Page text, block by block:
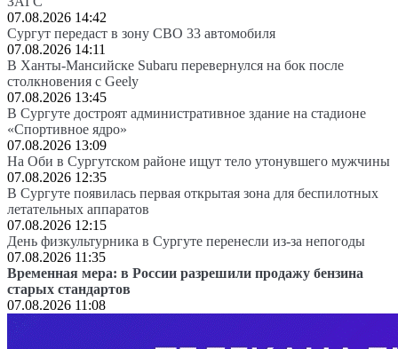
07.08.2026 14:42
Сургут передаст в зону СВО 33 автомобиля
07.08.2026 14:11
В Ханты-Мансийске Subaru перевернулся на бок после
столкновения с Geely
07.08.2026 13:45
В Сургуте достроят административное здание на стадионе
«Спортивное ядро»
07.08.2026 13:09
На Оби в Сургутском районе ищут тело утонувшего мужчины
07.08.2026 12:35
В Сургуте появилась первая открытая зона для беспилотных
летательных аппаратов
07.08.2026 12:15
День физкультурника в Сургуте перенесли из-за непогоды
07.08.2026 11:35
Временная мера: в России разрешили продажу бензина
старых стандартов
07.08.2026 11:08